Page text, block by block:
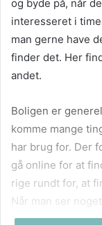
og byde på, når
interesseret i
man gerne have
finder det. Her
andet.
Boligen er
komme mange
har brug for. Der
gå online for at
rige rundt for, at
Når man ser
første sted